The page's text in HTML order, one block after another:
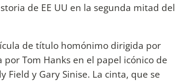
de EE UU en la segunda mitad del
de título homónimo dirigida por
Tom Hanks en el papel icónico de
Field y Gary Sinise. La cinta, que se